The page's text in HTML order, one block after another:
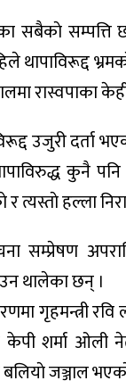
सम्पत्ति
थापाविरूद्द
रास्वपाका
उजुरी दर्ता
कुनै
त्यस्ताे हल्ला
सम्प्रेषण
थालेका छन् ।
गृहमन्त्री
शर्मा ओली
जञ्जाल